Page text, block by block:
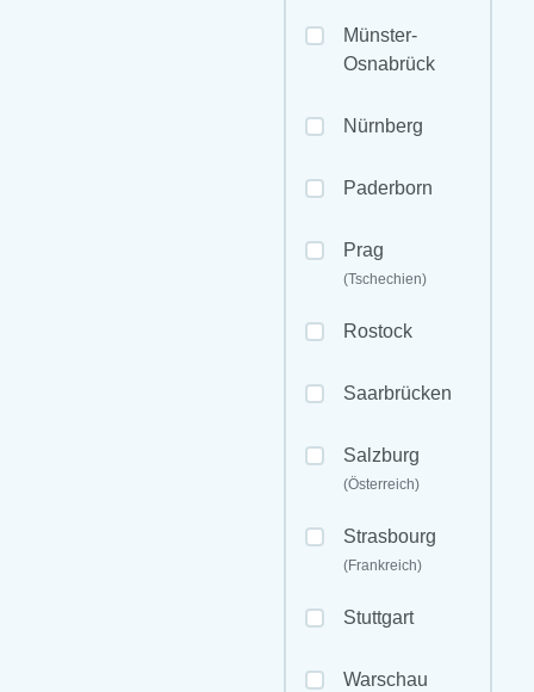
Münster-
Osnabrück
Nürnberg
Paderborn
Prag
(Tschechien)
Rostock
Saarbrücken
Salzburg
(Österreich)
Strasbourg
(Frankreich)
Stuttgart
Warschau